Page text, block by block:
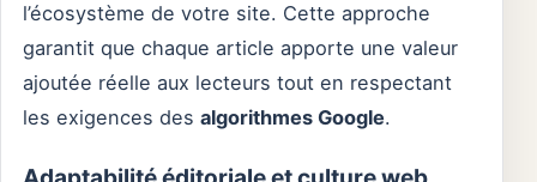
l’écosystème de votre site. Cette approche
garantit que chaque article apporte une valeur
ajoutée réelle aux lecteurs tout en respectant
les exigences des algorithmes Google.